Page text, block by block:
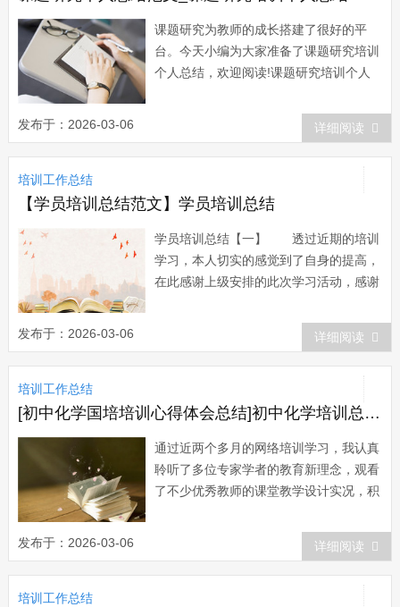
课题研究为教师的成长搭建了很好的平
台。今天小编为大家准备了课题研究培训
个人总结，欢迎阅读!课题研究培训个人
造浓郁的科研氛围，提高教师们的科研能
力，我校于20xx年12月至1月开展了教育
科研专题校本培训活动。 该次培训以
《中小学教育科研“十讲”》为教材，培训
内...
发布于：2026-03-06 详细阅读
培训工作总结
【学员培训总结范文】学员培训总结
学员培训总结【一】 透过近期的培训
学习，本人切实的感觉到了自身的提高，
在此感谢上级安排的此次学习活动，感谢
学习，使自己的理论基础，道德水准，业
务修养等方面有了比较明显的提高，进一
步增强了学习理论的自觉性与坚定性，增
强了做好新形势下本职工作的潜质和信
心。参加本期培...
发布于：2026-03-06 详细阅读
培训工作总结
[初中化学国培培训心得体会总结]初中化学培训总结范文
通过近两个多月的网络培训学习，我认真
聆听了多位专家学者的教育新理念，观看
了不少优秀教师的课堂教学设计实况，积
己。同时还与学员们进行了充分的交流，
收获颇丰，同时也认识到了自己教学中的
不足。我更感受到了他们高深的教学水
平，更让我感受到了他们高尚的师德，对
发布于：2026-03-06 详细阅读
培训工作总结